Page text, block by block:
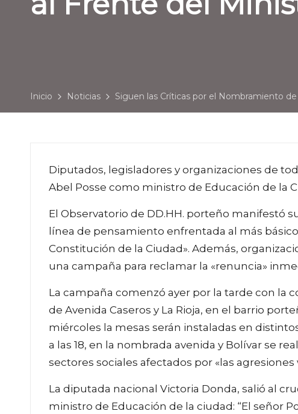
Inicio Noticias Siguen las Críticas por el Nombramiento
Diputados, legisladores y organizaciones de
Abel Posse como ministro de Educación de la
El Observatorio de DD.HH. porteño manifestó
línea de pensamiento enfrentada al más
Constitución de la Ciudad». Además,
una campaña para reclamar la «renuncia»
La campaña comenzó ayer por la tarde con la
de Avenida Caseros y La Rioja, en el barrio
miércoles la mesas serán instaladas en
a las 18, en la nombrada avenida y Bolívar se
sectores sociales afectados por «las
La diputada nacional Victoria Donda, salió al
ministro de Educación de la ciudad: “El señor